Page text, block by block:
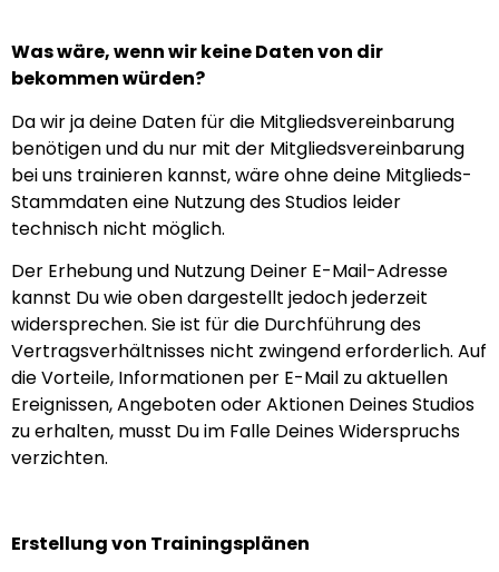
Was wäre, wenn wir keine Daten von dir
bekommen würden?
Da wir ja deine Daten für die Mitgliedsvereinbarung
benötigen und du nur mit der Mitgliedsvereinbarung
bei uns trainieren kannst, wäre ohne deine Mitglieds-
Stammdaten eine Nutzung des Studios leider
technisch nicht möglich.
Der Erhebung und Nutzung Deiner E-Mail-Adresse
kannst Du wie oben dargestellt jedoch jederzeit
widersprechen. Sie ist für die Durchführung des
Vertragsverhältnisses nicht zwingend erforderlich. Auf
die Vorteile, Informationen per E-Mail zu aktuellen
Ereignissen, Angeboten oder Aktionen Deines Studios
zu erhalten, musst Du im Falle Deines Widerspruchs
verzichten.
Erstellung von Trainingsplänen